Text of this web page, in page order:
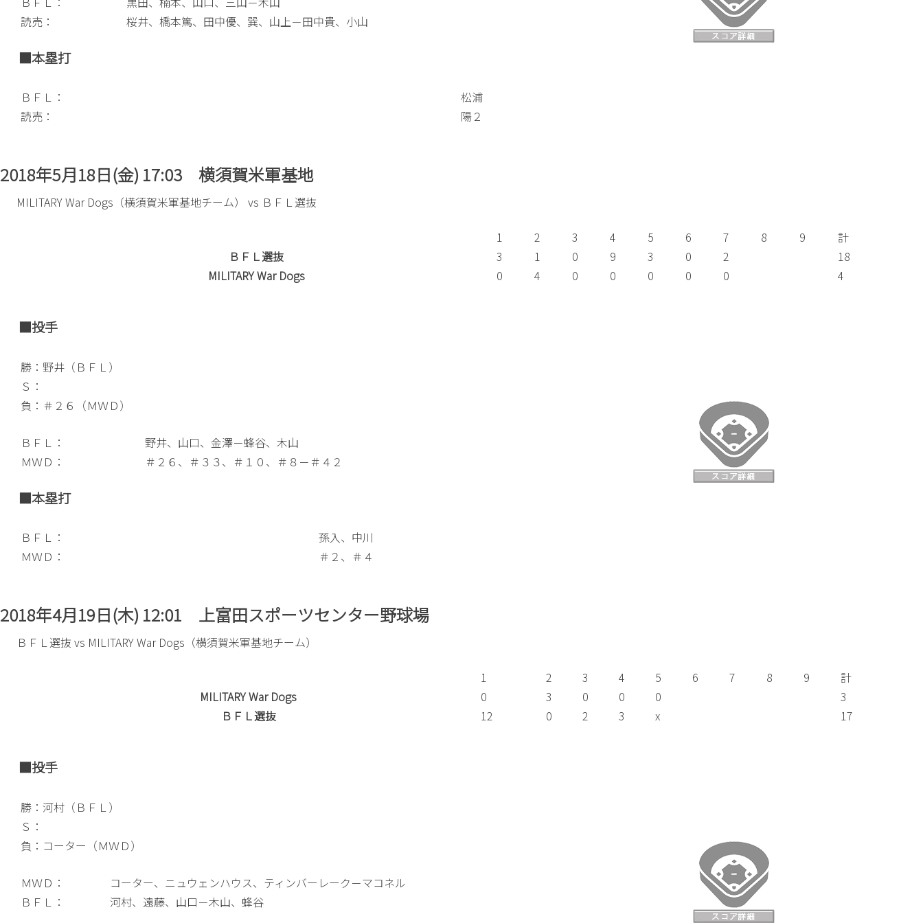
読売：
桜井、橋本篤、田中優、巽、山上－田中貴、小山
■本塁打
ＢＦＬ：
松浦
読売：
陽２
2018年5月18日(金) 17:03 横須賀米軍基地
MILITARY War Dogs（横須賀米軍基地チーム） vs ＢＦＬ選抜
1 2 3 4 5 6 7 8 9
計
ＢＦＬ選抜
3 1 0 9 3 0 2
18
MILITARY War Dogs
0 4 0 0 0 0 0 4
■投手
勝：野井（ＢＦＬ）
Ｓ：
負：＃２６（ＭＷＤ）
ＢＦＬ：
野井、山口、金澤－蜂谷、木山
ＭＷＤ：
＃２６、＃３３、＃１０、＃８－＃４２
■本塁打
ＢＦＬ：
孫入、中川
ＭＷＤ：
＃２、＃４
2018年4月19日(木) 12:01 上富田スポーツセンター野球場
ＢＦＬ選抜 vs MILITARY War Dogs（横須賀米軍基地チーム）
1 2 3 4 5 6 7 8 9
計
MILITARY War Dogs
0 3 0 0 0
3
ＢＦＬ選抜
12 0 2 3 x 17
■投手
勝：河村（ＢＦＬ）
Ｓ：
負：コーター（ＭＷＤ）
ＭＷＤ：
コーター、ニュウェンハウス、ティンバーレーク－マコネル
ＢＦＬ：
河村、遠藤、山口－木山、蜂谷